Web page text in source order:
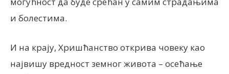
и болестима.
И на крају, Хришћанство открива човеку као
највишу вредност земног живота – осећање